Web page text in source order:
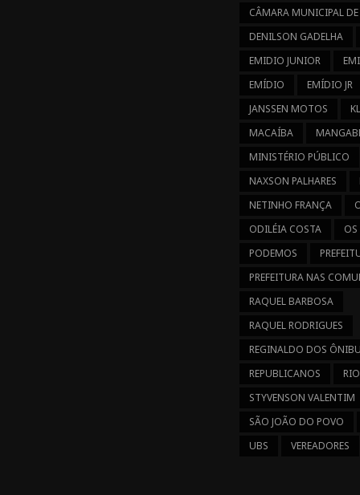
CÂMARA MUNICIPAL
DENILSON GADELHA
EMIDIO JUNIOR
EMÍDIO
EMÍDIO JR
JANSSEN MOTOS
MACAÍBA
MINISTÉRIO PÚBLICO
NAXSON PALHARES
NETINHO FRANÇA
ODILÉIA COSTA
PODEMOS
PREFEITURA NAS
RAQUEL BARBOSA
RAQUEL RODRIGUES
REGINALDO DOS
REPUBLICANOS
STYVENSON VALENTIM
SÃO JOÃO DO POVO
UBS
VEREADORES